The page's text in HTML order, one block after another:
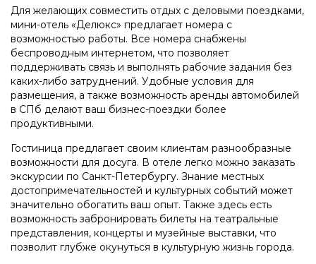
Для желающих совместить отдых с деловыми поездками,
мини-отель «Делюкс» предлагает номера с
возможностью работы. Все номера снабжены
беспроводным интернетом, что позволяет
поддерживать связь и выполнять рабочие задания без
каких-либо затруднений. Удобные условия для
размещения, а также возможность аренды автомобилей
в СПб делают ваш бизнес-поездки более
продуктивными.
Гостиница предлагает своим клиентам разнообразные
возможности для досуга. В отеле легко можно заказать
экскурсии по Санкт-Петербургу. Знание местных
достопримечательностей и культурных событий может
значительно обогатить ваш опыт. Также здесь есть
возможность забронировать билеты на театральные
представления, концерты и музейные выставки, что
позволит глубже окунуться в культурную жизнь города.